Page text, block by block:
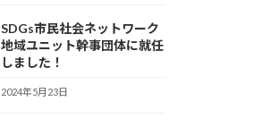
SDGs市民社会ネットワーク
地域ユニット幹事団体に就任
しました！
2024年5月23日